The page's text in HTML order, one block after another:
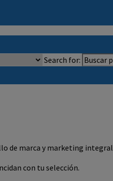
Search for:
de marca y marketing integral
con tu selección.